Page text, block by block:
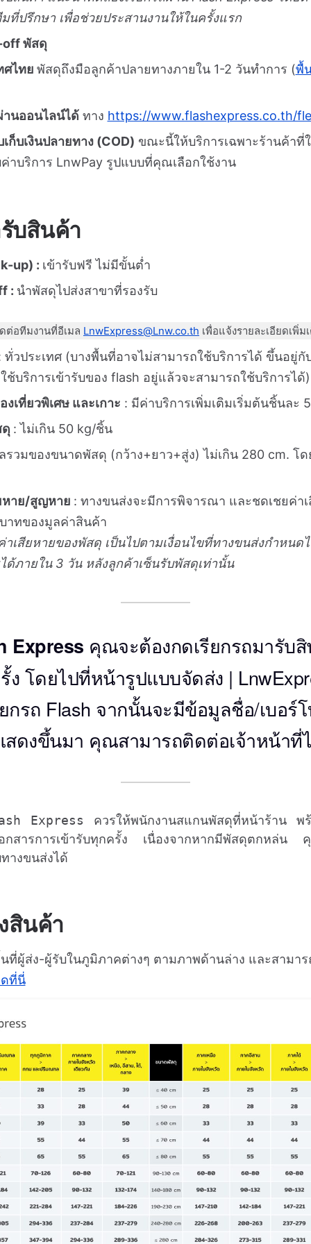
ที่ปรึกษา เพื่อช่วยประสานงานให้ในครั้งแรก
off พัสดุ
ศไทย พัสดุถึงมือลูกค้าปลายทางภายใน 1-2 วันทำการ (พื้
นออนไลน์ได้ทาง https://www.flashexpress.co.th/
ก็บเงินปลายทาง (COD) ขณะนี้ให้บริการเฉพาะร้านค้าที่
าบริการ LnwPay รูปแบบที่คุณเลือกใช้งาน
บสินค้า
up) : เข้ารับฟรี ไม่มีขั้นต่ำ
: นำพัสดุไปส่งสาขาที่รองรับ
ต่อทีมงานที่อีเมล LnwExpress@Lnw.co.th เพื่อแจ้งรายละเอียดเพิ่
วประเทศ (บางพื้นที่อาจไม่สามารถใช้บริการได้ ขึ้นอยู่
บริการเข้ารับของ flash อยู่แล้วจะสามารถใช้บริการได้)
เที่ยวพิเศษ และเกาะ : มีค่าบริการเพิ่มเติมเริ่มต้นชิ้นละ
: ไม่เกิน 50 kg/ชิ้น
รวมของขนาดพัสดุ (กว้าง+ยาว+สู่ง) ไม่เกิน 280 cm. โ
าย/สูญหาย : ทางขนส่งจะมีการพิจารณา และชดเชยค่า
าทของมูลค่าสินค้า
เสียหายของพัสดุ เป็นไปตามเงื่อนไขที่ทางขนส่งกำหนด
ด้ภายใน 3 วัน หลังลูกค้าเซ็นรับพัสดุเท่านั้น
Express คุณจะต้องกดเรียกรถมารับ
ง โดยไปที่หน้ารูปแบบจัดส่ง |
กรถ Flash จากนั้นจะมีข้อมูลชื่อ/เบอร์
ดงขึ้นมา คุณสามารถติดต่อเจ้าหน้าที่
Express ควรให้พนักงานสแกนพัสดุที่หน้าร้าน พร้
สารการเข้ารับทุกครั้ง เนื่องจากหากมีพัสดุตกหล่น คุ
างขนส่งได้
สินค้า
ที่ผู้ส่ง-ผู้รับในภูมิภาคต่างๆ ตามภาพด้านล่าง และสามา
ดที่นี่